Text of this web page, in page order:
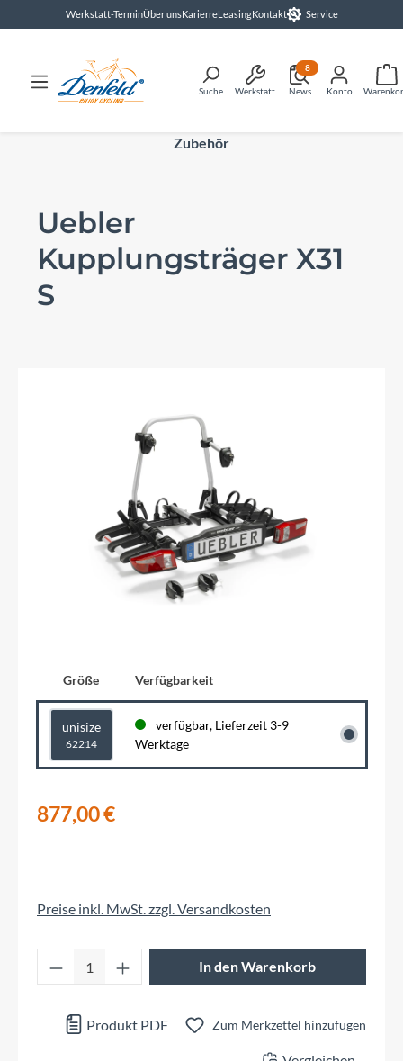
springenWerkstatt-TerminÜber unsKarierreLeasingKontakt Service
Suche Werkstatt News
8
Konto
Zubehör
Uebler
Kupplungsträger X31
S
Größe Verfügbarkeit
unisize
62214
verfügbar, Lieferzeit 3-9
Werktage
877,00 €
Preise inkl. MwSt. zzgl. Versandkosten
Produkt Anzahl: Gib den gewünschten
In den Warenkorb
Produkt PDF Zum Merkzettel hinzufügen